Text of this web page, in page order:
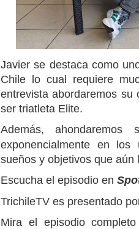
Javier se destaca como
Chile lo cual requiere
entrevista abordaremos
ser triatleta Elite.
Además,
exponencialmente en
sueños y objetivos que aún
Escucha el episodio en
TrichileTV es presentado
Mira el episodio